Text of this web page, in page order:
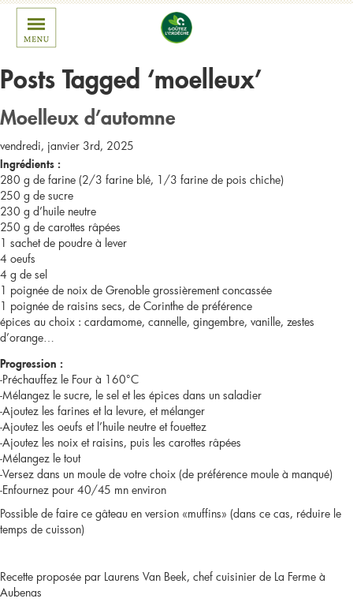
Posts Tagged ‘moelleux’
Moelleux d’automne
vendredi, janvier 3rd, 2025
Ingrédients :
280 g de farine (2/3 farine blé, 1/3 farine de pois chiche)
250 g de sucre
230 g d’huile neutre
250 g de carottes râpées
1 sachet de poudre à lever
4 oeufs
4 g de sel
1 poignée de noix de Grenoble grossièrement concassée
1 poignée de raisins secs, de Corinthe de préférence
épices au choix : cardamome, cannelle, gingembre, vanille, zestes
d’orange…
Progression :
-Préchauffez le Four à 160°C
-Mélangez le sucre, le sel et les épices dans un saladier
-Ajoutez les farines et la levure, et mélanger
-Ajoutez les oeufs et l’huile neutre et fouettez
-Ajoutez les noix et raisins, puis les carottes râpées
-Mélangez le tout
-Versez dans un moule de votre choix (de préférence moule à manqué)
-Enfournez pour 40/45 mn environ
Possible de faire ce gâteau en version «muffins» (dans ce cas, réduire le
temps de cuisson)
Recette proposée par Laurens Van Beek, chef cuisinier de La Ferme à
Aubenas